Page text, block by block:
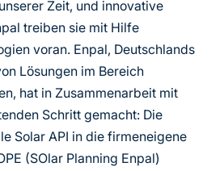
Zeit, und innovative
treiben sie mit Hilfe
voran. Enpal, Deutschlands
Lösungen im Bereich
hat in Zusammenarbeit mit
Schritt gemacht: Die
Solar API in die firmeneigene
(SOlar Planning Enpal)